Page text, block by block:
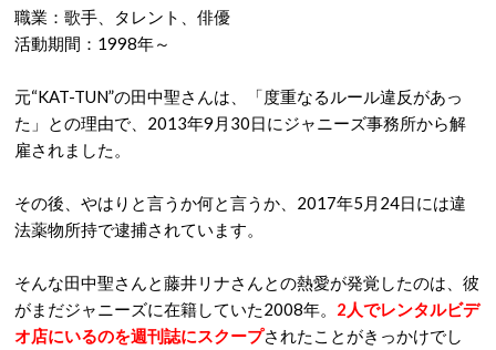
職業：歌手、タレント、俳優
活動期間：1998年～
元“KAT-TUN”の田中聖さんは、「度重なるルール違反があっ
た」との理由で、2013年9月30日にジャニーズ事務所から解
雇されました。
その後、やはりと言うか何と言うか、2017年5月24日には違
法薬物所持で逮捕されています。
そんな田中聖さんと藤井リナさんとの熱愛が発覚したのは、彼
がまだジャニーズに在籍していた2008年。 2人でレンタルビデ
オ店にいるのを週刊誌にスクープされたことがきっかけでし